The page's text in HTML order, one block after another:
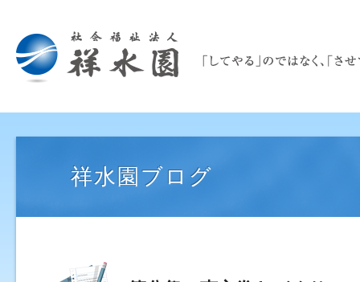
祥水園ブログ